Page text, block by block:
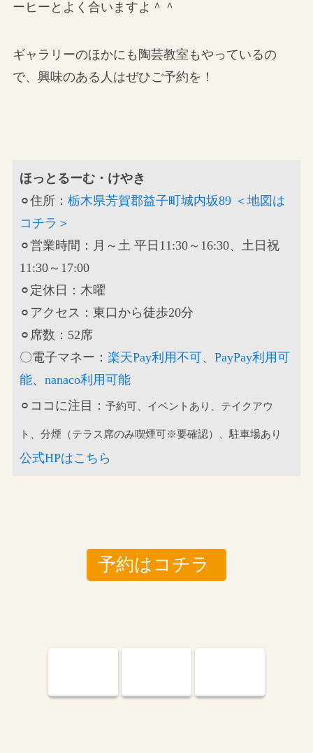
ーヒーとよく合いますよ＾＾
ギャラリーのほかにも陶芸教室もやっているの
で、興味のある人はぜひご予約を！
ほっとるーむ・けやき
⚪︎住所： 栃木県芳賀郡益子町城内坂89 ＜地図は
コチラ＞
⚪︎営業時間：月～土 平日11:30～16:30、土日祝
11:30～17:00
⚪︎定休日：木曜
⚪︎アクセス：東口から徒歩20分
⚪︎席数：52席
〇電子マネー： 楽天Pay利用不可、 PayPay利用可
能、 nanaco利用可能
⚪︎ココに注目： 予約可、イベントあり、テイクアウ
ト、分煙（テラス席のみ喫煙可※要確認）、駐車場あり
公式HPはこちら
予約はコチラ